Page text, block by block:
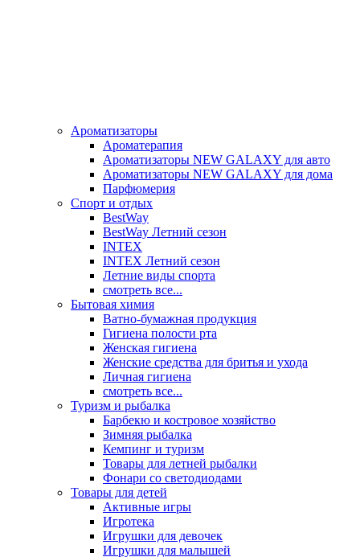
Ароматизаторы
Ароматерапия
Ароматизаторы NEW GALAXY для авто
Ароматизаторы NEW GALAXY для дома
Парфюмерия
Спорт и отдых
BestWay
BestWay Летний сезон
INTEX
INTEX Летний сезон
Летние виды спорта
смотреть все...
Бытовая химия
Ватно-бумажная продукция
Гигиена полости рта
Женская гигиена
Женские средства для бритья и ухода
Личная гигиена
смотреть все...
Туризм и рыбалка
Барбекю и костровое хозяйство
Зимняя рыбалка
Кемпинг и туризм
Товары для летней рыбалки
Фонари со светодиодами
Товары для детей
Активные игры
Игротека
Игрушки для девочек
Игрушки для малышей